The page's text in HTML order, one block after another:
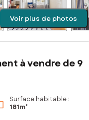
Voir plus de photos
à vendre de 9
Surface habitable :
181m²